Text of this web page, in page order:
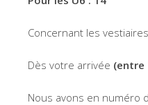
Concernant les
Dès votre arrivée (entre
Nous avons en numéro